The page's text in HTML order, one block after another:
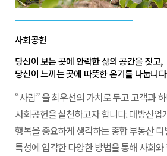
사회공헌
당신이 보는 곳에 안락한 삶의 공간을 짓고,
당신이 느끼는 곳에 따뜻한 온기를 나눕니
“사람” 을 최우선의 가치로 두고 고객과
사회공헌을 실천하고자 합니다. 대방산업
행복을 중요하게 생각하는 종합 부동산
특성에 입각한 다양한 방법을 통해 사회